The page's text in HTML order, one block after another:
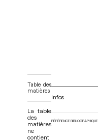
Table des
matières
La table
des
matières
ne
contient
Infos
RÉFÉRENCE BIBLIOGRAPHIQUE